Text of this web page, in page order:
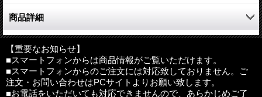
商品詳細
毎日、神様のことを想って一日を始めていますか？
ユースのためのディボーションブック、GirlsとGuysが同時発
売！同じ聖書箇所から、それぞれ男の子向け、女の子向けのメッ
セージとチャレンジポイントが語られる。
息子と娘にそれぞれプレゼントしたり、クリスチャンの友人同士
【重要なお知らせ】
■スマートフォンからは商品情報がご覧いただけます。
■スマートフォンからのご注文には対応致しておりません。ご
注文・お問い合わせはPCサイトよりお願い致します。
■お電話をいただいても対応できませんので、あらかじめご了